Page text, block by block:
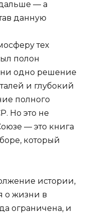
— а
данную
тех
полон
ни одно решение
и глубокий
полного
Но это не
— это книга
который
истории,
о жизни в
ограничена, и